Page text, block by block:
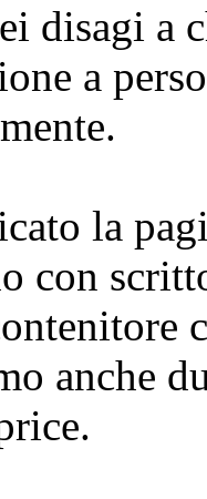
disagi a
a
la
con
anche